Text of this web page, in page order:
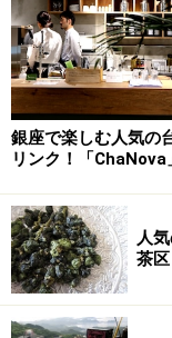
銀座で楽しむ人気の
リンク！「ChaNova
人
茶区